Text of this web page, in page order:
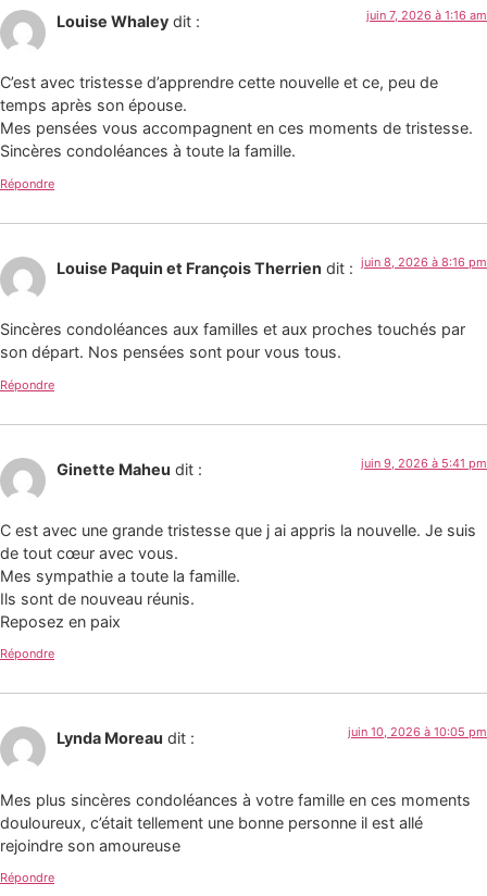
Louise Whaley dit : juin 7, 2026 à 1:16 am
C’est avec tristesse d’apprendre cette nouvelle et ce, peu de
temps après son épouse.
Mes pensées vous accompagnent en ces moments de tristesse.
Sincères condoléances à toute la famille.
Répondre
Louise Paquin et François Therrien dit : juin 8, 2026 à 8:16 pm
Sincères condoléances aux familles et aux proches touchés par
son départ. Nos pensées sont pour vous tous.
Répondre
Ginette Maheu dit : juin 9, 2026 à 5:41 pm
C est avec une grande tristesse que j ai appris la nouvelle. Je suis
de tout cœur avec vous.
Mes sympathie a toute la famille.
Ils sont de nouveau réunis.
Reposez en paix ️️
Répondre
Lynda Moreau dit : juin 10, 2026 à 10:05 pm
Mes plus sincères condoléances à votre famille en ces moments
douloureux, c’était tellement une bonne personne ️il est allé
rejoindre son amoureuse
Répondre